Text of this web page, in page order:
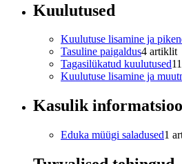
Kuulutused
Kuulutuse lisamine ja
Tasuline paigaldus4 artiklit
Tagasilükatud kuulutused
Kuulutuse lisamine ja
Kasulik
Eduka müügi saladused1